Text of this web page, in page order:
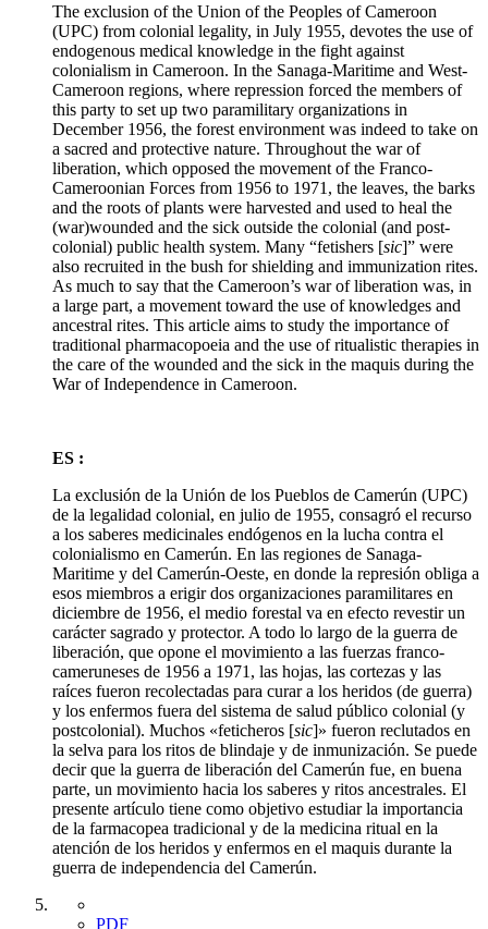
The exclusion of the Union of the Peoples of Cameroon
(UPC) from colonial legality, in July 1955, devotes the use of
endogenous medical knowledge in the fight against
colonialism in Cameroon. In the Sanaga-Maritime and West-
Cameroon regions, where repression forced the members of
this party to set up two paramilitary organizations in
December 1956, the forest environment was indeed to take on
a sacred and protective nature. Throughout the war of
liberation, which opposed the movement of the Franco-
Cameroonian Forces from 1956 to 1971, the leaves, the barks
and the roots of plants were harvested and used to heal the
(war)wounded and the sick outside the colonial (and post-
colonial) public health system. Many “fetishers [sic]” were
also recruited in the bush for shielding and immunization rites.
As much to say that the Cameroon’s war of liberation was, in
a large part, a movement toward the use of knowledges and
ancestral rites. This article aims to study the importance of
traditional pharmacopoeia and the use of ritualistic therapies in
the care of the wounded and the sick in the maquis during the
War of Independence in Cameroon.
ES :
La exclusión de la Unión de los Pueblos de Camerún (UPC)
de la legalidad colonial, en julio de 1955, consagró el recurso
a los saberes medicinales endógenos en la lucha contra el
colonialismo en Camerún. En las regiones de Sanaga-
Maritime y del Camerún-Oeste, en donde la represión obliga a
esos miembros a erigir dos organizaciones paramilitares en
diciembre de 1956, el medio forestal va en efecto revestir un
carácter sagrado y protector. A todo lo largo de la guerra de
liberación, que opone el movimiento a las fuerzas franco-
cameruneses de 1956 a 1971, las hojas, las cortezas y las
raíces fueron recolectadas para curar a los heridos (de guerra)
y los enfermos fuera del sistema de salud público colonial (y
postcolonial). Muchos «feticheros [sic]» fueron reclutados en
la selva para los ritos de blindaje y de inmunización. Se puede
decir que la guerra de liberación del Camerún fue, en buena
parte, un movimiento hacia los saberes y ritos ancestrales. El
presente artículo tiene como objetivo estudiar la importancia
de la farmacopea tradicional y de la medicina ritual en la
atención de los heridos y enfermos en el maquis durante la
guerra de independencia del Camerún.
PDF